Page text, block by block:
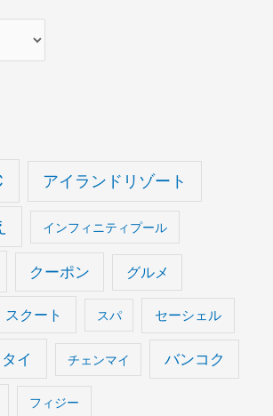
アイランドリゾート
インフィニティプール
クーポン グルメ
スクート スパ セーシェル
タイ チェンマイ バンコク
フィジー